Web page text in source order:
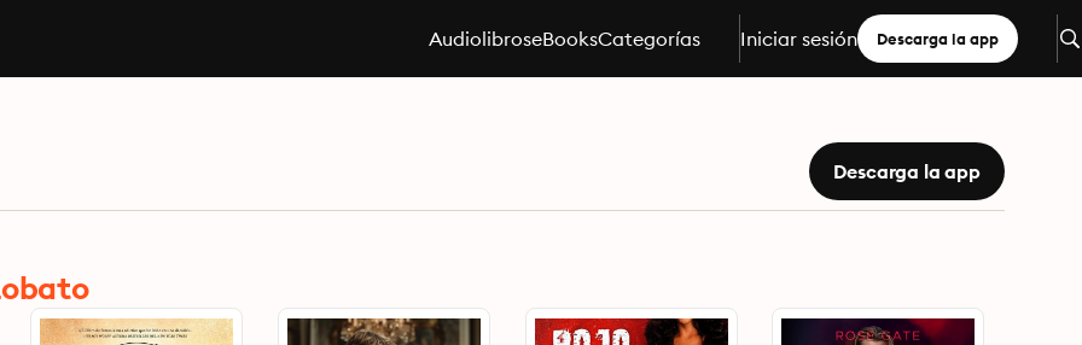
AudiolibroseBooksCategorías Iniciar sesión Descarga la app
Descarga la app